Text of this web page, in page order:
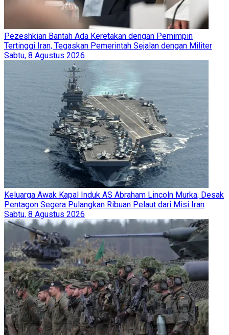
Pezeshkian Bantah Ada Keretakan dengan Pemimpin
Tertinggi Iran, Tegaskan Pemerintah Sejalan dengan Militer
Sabtu, 8 Agustus 2026
Keluarga Awak Kapal Induk AS Abraham Lincoln Murka, Desak
Pentagon Segera Pulangkan Ribuan Pelaut dari Misi Iran
Sabtu, 8 Agustus 2026